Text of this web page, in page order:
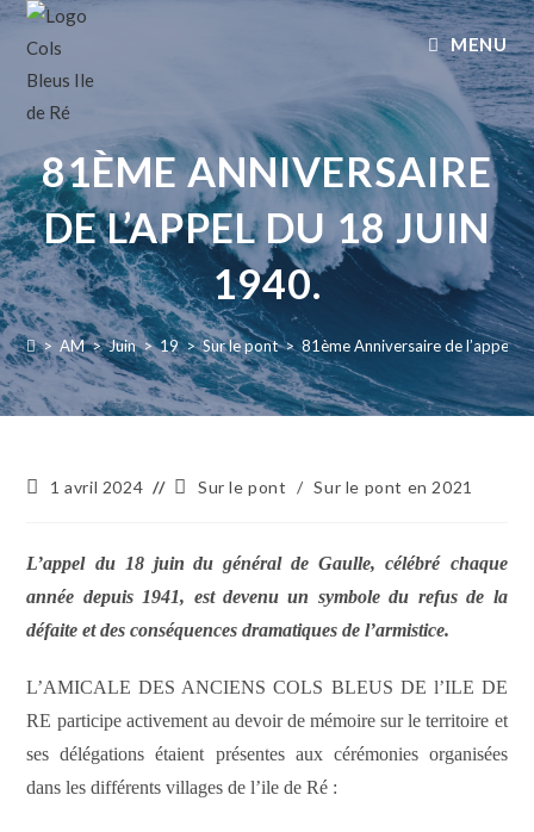
MENU
81ÈME ANNIVERSAIRE
DE L’APPEL DU 18 JUIN
1940.
> AM > Juin > 19 > Sur le pont > 81ème Anniversaire de l’appel
1 avril 2024 Sur le pont / Sur le pont en 2021
L’appel du 18 juin dugénéral de Gaulle, célébré chaque
année depuis 1941, est devenu un symbole du refus de la
défaite et des conséquences dramatiques de l’armistice.
L’AMICALE DES ANCIENS COLS BLEUS DE l’ILE DE
RE participe activement au devoir de mémoire sur le territoire et
ses délégations étaient présentes aux cérémonies organisées
dans les différents villages de l’ile de Ré :